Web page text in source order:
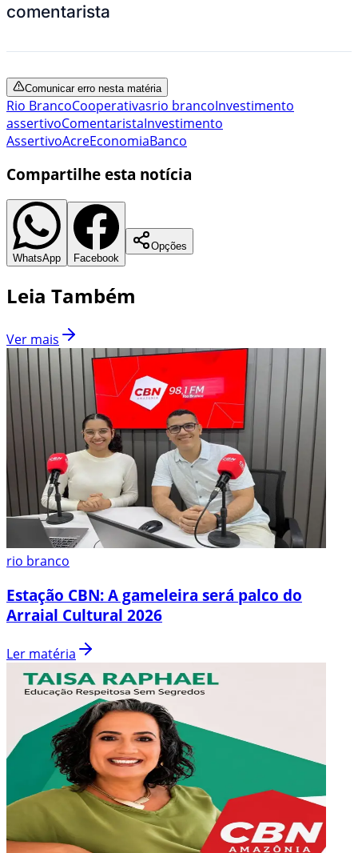
comentarista
Comunicar erro nesta matéria
Rio BrancoCooperativasrio brancoInvestimento
assertivoComentaristaInvestimento
AssertivoAcreEconomiaBanco
Compartilhe esta notícia
WhatsApp Facebook
Opções
Leia Também
Ver mais
rio branco
Estação CBN: A gameleira será palco do
Arraial Cultural 2026
Ler matéria